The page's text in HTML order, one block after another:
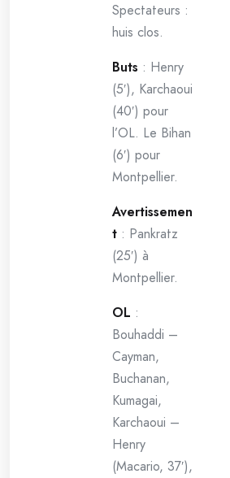
Spectateurs :
huis clos.
Buts : Henry
(5′), Karchaoui
(40′) pour
l’OL. Le Bihan
(6′) pour
Montpellier.
Avertissemen
t : Pankratz
(25′) à
Montpellier.
OL :
Bouhaddi –
Cayman,
Buchanan,
Kumagai,
Karchaoui –
Henry
(Macario, 37′),